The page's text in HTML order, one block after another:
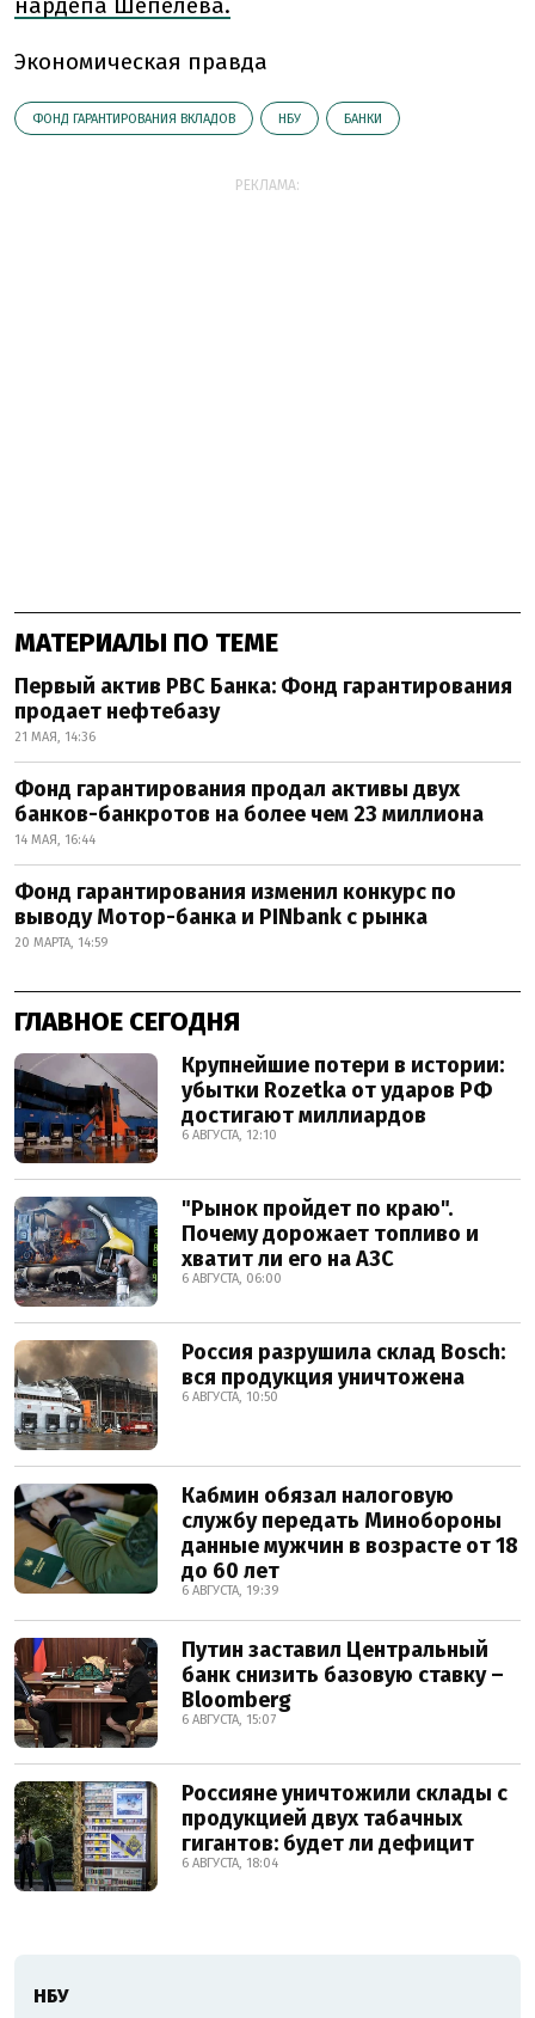
Экономическая правда
ФОНД ГАРАНТИРОВАНИЯ ВКЛАДОВ НБУ БАНКИ
РЕКЛАМА:
МАТЕРИАЛЫ ПО ТЕМЕ
Первый актив РВС Банка: Фонд гарантирования
продает нефтебазу
21 МАЯ, 14:36
Фонд гарантирования продал активы двух
банков-банкротов на более чем 23 миллиона
14 МАЯ, 16:44
Фонд гарантирования изменил конкурс по
выводу Мотор-банка и PINbank с рынка
20 МАРТА, 14:59
ГЛАВНОЕ СЕГОДНЯ
Крупнейшие потери в истории:
убытки Rozetka от ударов РФ
достигают миллиардов
6 АВГУСТА, 12:10
"Рынок пройдет по краю".
Почему дорожает топливо и
хватит ли его на АЗС
6 АВГУСТА, 06:00
Россия разрушила склад Bosch:
вся продукция уничтожена
6 АВГУСТА, 10:50
Кабмин обязал налоговую
службу передать Минобороны
данные мужчин в возрасте от 18
до 60 лет
6 АВГУСТА, 19:39
Путин заставил Центральный
банк снизить базовую ставку –
Bloomberg
6 АВГУСТА, 15:07
Россияне уничтожили склады с
продукцией двух табачных
гигантов: будет ли дефицит
6 АВГУСТА, 18:04
НБУ